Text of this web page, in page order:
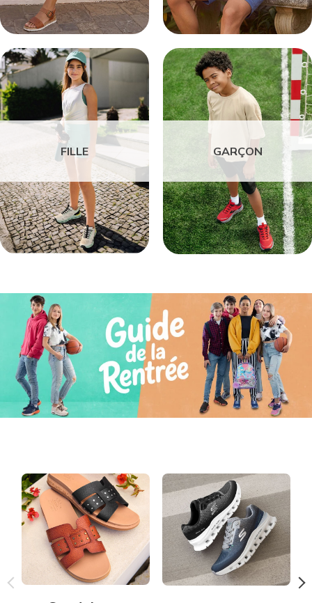
FILLE GARÇON